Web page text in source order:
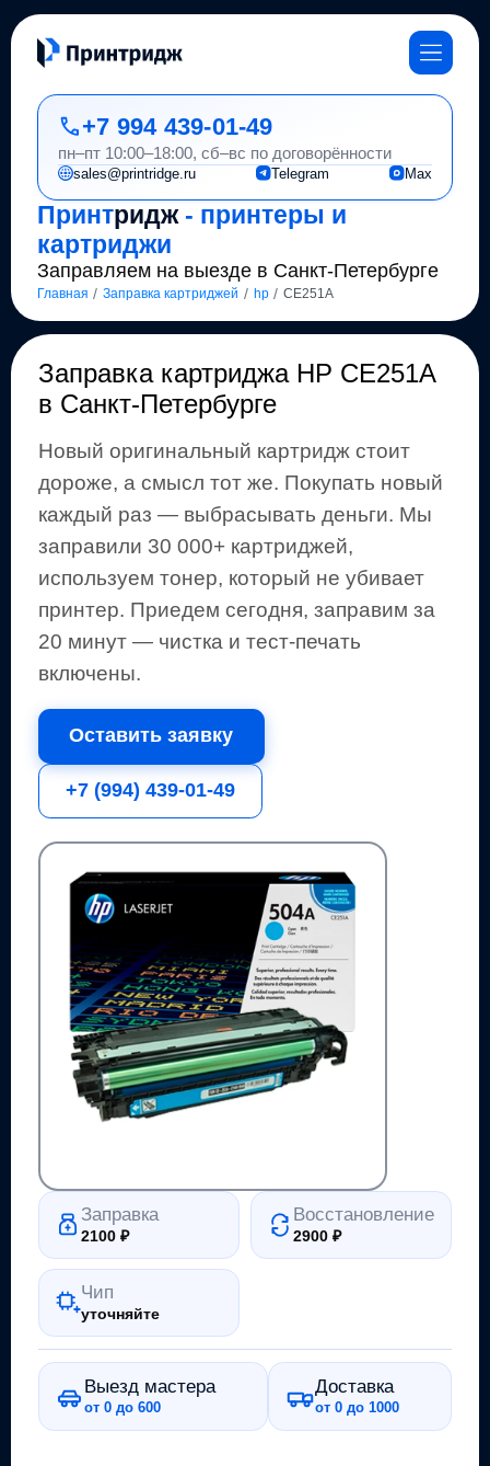
Принтридж- принтеры и
картриджи
Заправляем на выезде в Санкт-Петербурге
Главная / Заправка картриджей / hp / CE251A
+7 994 439-01-49
пн–пт 10:00–18:00, сб–вс по договорённости
sales@printridge.ru Telegram Max
Заправка картриджа HP CE251A
в Санкт-Петербурге
Новый оригинальный картридж стоит
дороже, а смысл тот же. Покупать новый
каждый раз — выбрасывать деньги. Мы
заправили 30 000+ картриджей,
используем тонер, который не убивает
принтер. Приедем сегодня, заправим за
20 минут — чистка и тест-печать
включены.
Оставить заявку
+7 (994) 439-01-49
Заправка
2100₽
Восстановление
2900₽
Чип
уточняйте
Выезд мастера
от 0 до 600
Доставка
от 0 до 1000